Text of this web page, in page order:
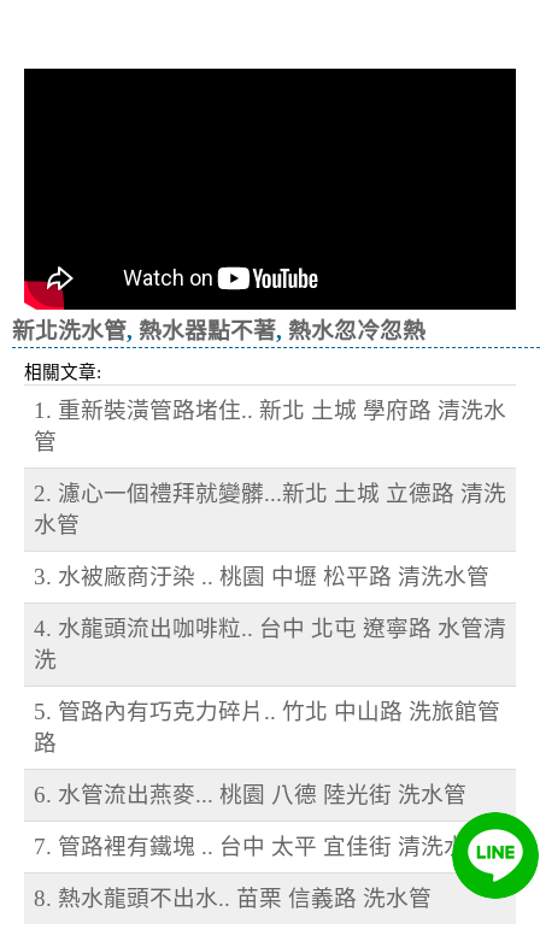
新北洗水管, 熱水器點不著, 熱水忽冷忽熱
相關文章:
1. 重新裝潢管路堵住.. 新北 土城 學府路 清洗水
管
2. 濾心一個禮拜就變髒...新北 土城 立德路 清洗
水管
3. 水被廠商汙染 .. 桃園 中壢 松平路 清洗水管
4. 水龍頭流出咖啡粒.. 台中 北屯 遼寧路 水管清
洗
5. 管路內有巧克力碎片.. 竹北 中山路 洗旅館管
路
6. 水管流出燕麥... 桃園 八德 陸光街 洗水管
7. 管路裡有鐵塊 .. 台中 太平 宜佳街 清洗水管
8. 熱水龍頭不出水.. 苗栗 信義路 洗水管